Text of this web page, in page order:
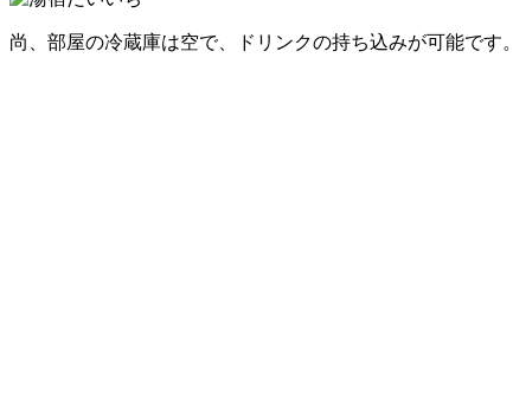
尚、部屋の冷蔵庫は空で、ドリンクの持ち込みが可能です。